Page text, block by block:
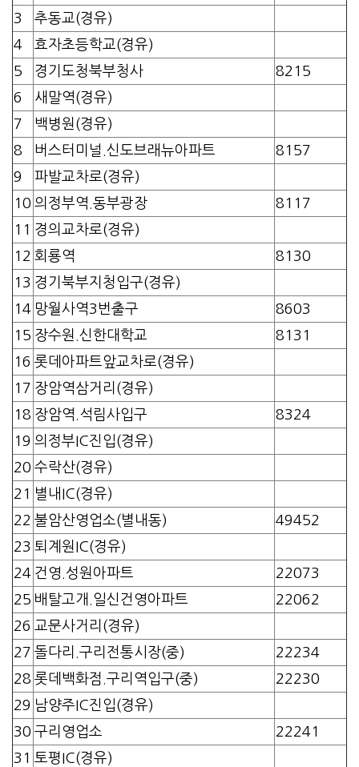
3
추동교(경유)
4
효자초등학교(경유)
5
경기도청북부청사
8215
6
새말역(경유)
7
백병원(경유)
8
버스터미널.신도브래뉴아파트
8157
9
파발교차로(경유)
10 의정부역.동부광장
8117
11 경의교차로(경유)
12 회룡역
8130
13 경기북부지청입구(경유)
14 망월사역3번출구
8603
15 장수원.신한대학교
8131
16 롯데아파트앞교차로(경유)
17 장암역삼거리(경유)
18 장암역.석림사입구
8324
19 의정부IC진입(경유)
20 수락산(경유)
21
별내IC(경유)
22 불암산영업소(별내동)
49452
23 퇴계원IC(경유)
24 건영.성원아파트
22073
25 배탈고개.일신건영아파트
22062
26 교문사거리(경유)
27 돌다리.구리전통시장(중)
22234
28 롯데백화점.구리역입구(중)
22230
29 남양주IC진입(경유)
30 구리영업소
22241
31 토평IC(경유)